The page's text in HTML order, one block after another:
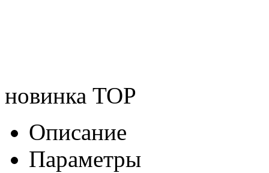
новинка TOP
Описание
Параметры